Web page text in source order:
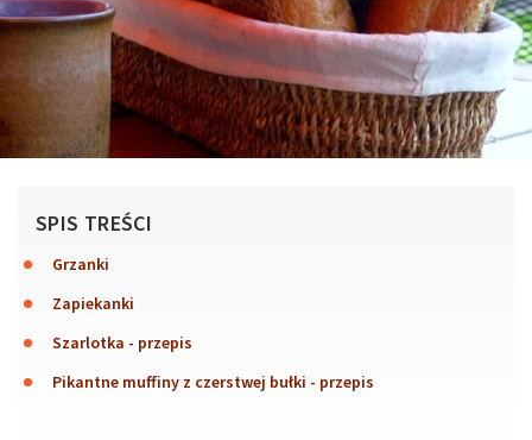
SPIS TREŚCI
Grzanki
Zapiekanki
Szarlotka - przepis
Pikantne muffiny z czerstwej bułki - przepis